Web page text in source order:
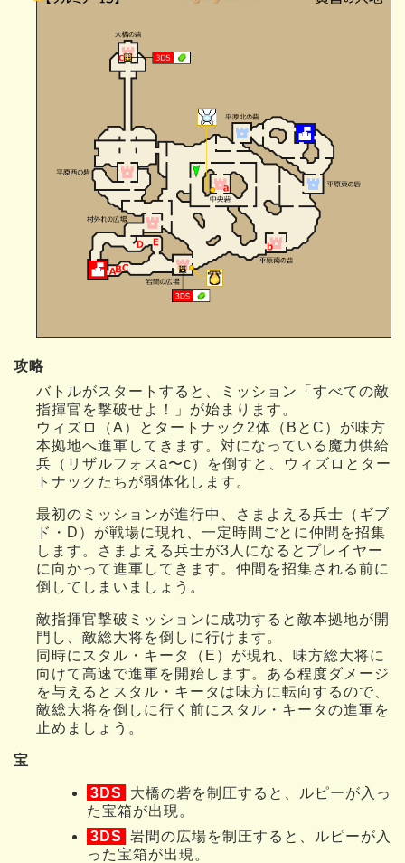
攻略
バトルがスタートすると、ミッション「すべての敵
指揮官を撃破せよ！」が始まります。
ウィズロ（A）とタートナック2体（BとC）が味方
本拠地へ進軍してきます。対になっている魔力供給
兵（リザルフォスa〜c）を倒すと、ウィズロとター
トナックたちが弱体化します。
最初のミッションが進行中、さまよえる兵士（ギブ
ド・D）が戦場に現れ、一定時間ごとに仲間を招集
します。さまよえる兵士が3人になるとプレイヤー
に向かって進軍してきます。仲間を招集される前に
倒してしまいましょう。
敵指揮官撃破ミッションに成功すると敵本拠地が開
門し、敵総大将を倒しに行けます。
同時にスタル・キータ（E）が現れ、味方総大将に
向けて高速で進軍を開始します。ある程度ダメージ
を与えるとスタル・キータは味方に転向するので、
敵総大将を倒しに行く前にスタル・キータの進軍を
止めましょう。
宝
3DS
大橋の砦を制圧すると、ルピーが入っ
た宝箱が出現。
3DS
岩間の広場を制圧すると、ルピーが入
った宝箱が出現。